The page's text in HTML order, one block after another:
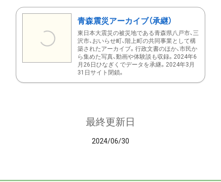
青森震災アーカイブ（承継）
東日本大震災の被災地である青森県八戸市、三
沢市、おいらせ町、階上町の共同事業として構
築されたアーカイブ。行政文書のほか、市民か
ら集めた写真、動画や体験談も収録。2024年6
月26日ひなぎくでデータを承継。2024年3月
31日サイト閉鎖。
最終更新日
2024/06/30